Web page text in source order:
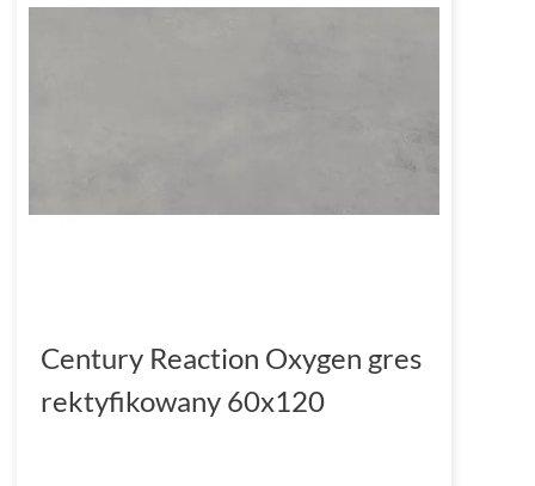
Century Reaction Oxygen gres
rektyfikowany 60x120